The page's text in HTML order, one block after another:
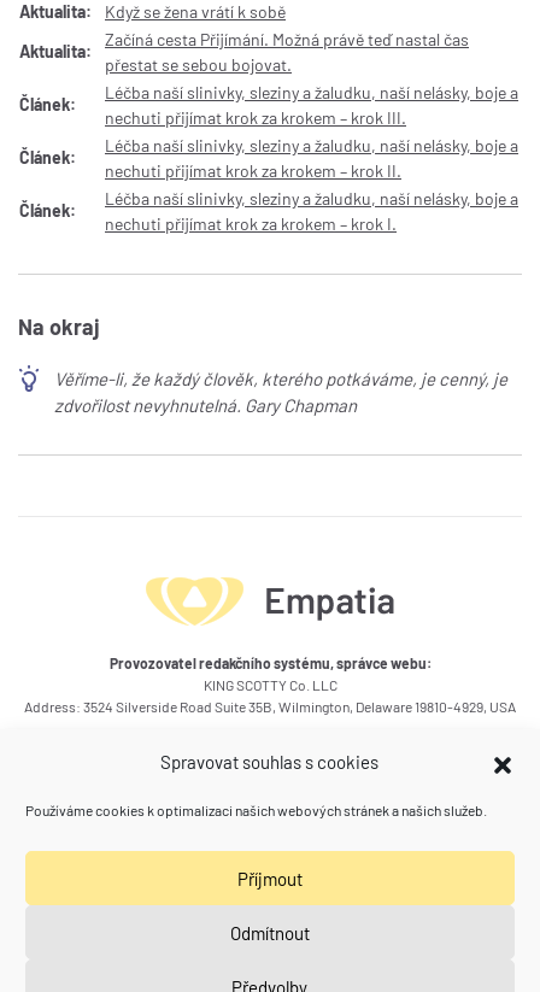
Spravovat souhlas s cookies
Používáme cookies k optimalizaci našich webových stránek a našich služeb.
Příjmout
Odmítnout
Předvolby
Aktualita:
Když se žena vrátí k sobě
Aktualita:
Začíná cesta Přijímání. Možná právě teď nastal čas
přestat se sebou bojovat.
Článek:
Léčba naší slinivky, sleziny a žaludku, naší nelásky, boje a
nechuti přijímat krok za krokem – krok III.
Článek:
Léčba naší slinivky, sleziny a žaludku, naší nelásky, boje a
nechuti přijímat krok za krokem – krok II.
Článek:
Léčba naší slinivky, sleziny a žaludku, naší nelásky, boje a
nechuti přijímat krok za krokem – krok I.
Na okraj
Věříme-li, že každý člověk, kterého potkáváme, je cenný, je
zdvořilost nevyhnutelná. Gary Chapman
Provozovatel redakčního systému, správce webu:
KING SCOTTY Co. LLC
Address: 3524 Silverside Road Suite 35B, Wilmington, Delaware 19810-4929, USA
Okruhy témat článků
Poradna zdraví a vztahů
Naše další weby